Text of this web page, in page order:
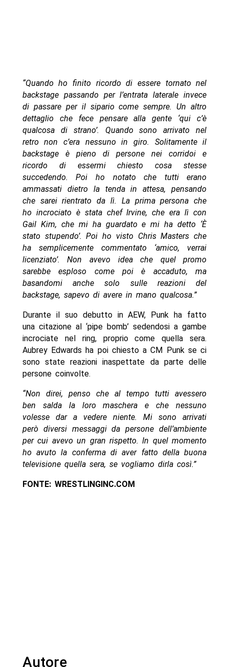
“Quando ho finito ricordo di essere tornato nel
backstage passando per l’entrata laterale invece
di passare per il sipario come sempre. Un altro
dettaglio che fece pensare alla gente ‘qui c’è
qualcosa di strano’. Quando sono arrivato nel
retro non c’era nessuno in giro. Solitamente il
backstage è pieno di persone nei corridoi e
ricordo di essermi chiesto cosa stesse
succedendo. Poi ho notato che tutti erano
ammassati dietro la tenda in attesa, pensando
che sarei rientrato da lì. La prima persona che
ho incrociato è stata chef Irvine, che era lì con
Gail Kim, che mi ha guardato e mi ha detto ‘È
stato stupendo’. Poi ho visto Chris Masters che
ha semplicemente commentato ‘amico, verrai
licenziato’. Non avevo idea che quel promo
sarebbe esploso come poi è accaduto, ma
basandomi anche solo sulle reazioni del
backstage, sapevo di avere in mano qualcosa.”
Durante il suo debutto in AEW, Punk ha fatto
una citazione al ‘pipe bomb’ sedendosi a gambe
incrociate nel ring, proprio come quella sera.
Aubrey Edwards ha poi chiesto a CM Punk se ci
sono state reazioni inaspettate da parte delle
persone coinvolte.
“Non direi, penso che al tempo tutti avessero
ben salda la loro maschera e che nessuno
volesse dar a vedere niente. Mi sono arrivati
però diversi messaggi da persone dell’ambiente
per cui avevo un gran rispetto. In quel momento
ho avuto la conferma di aver fatto della buona
televisione quella sera, se vogliamo dirla così.”
FONTE: WRESTLINGINC.COM
Autore